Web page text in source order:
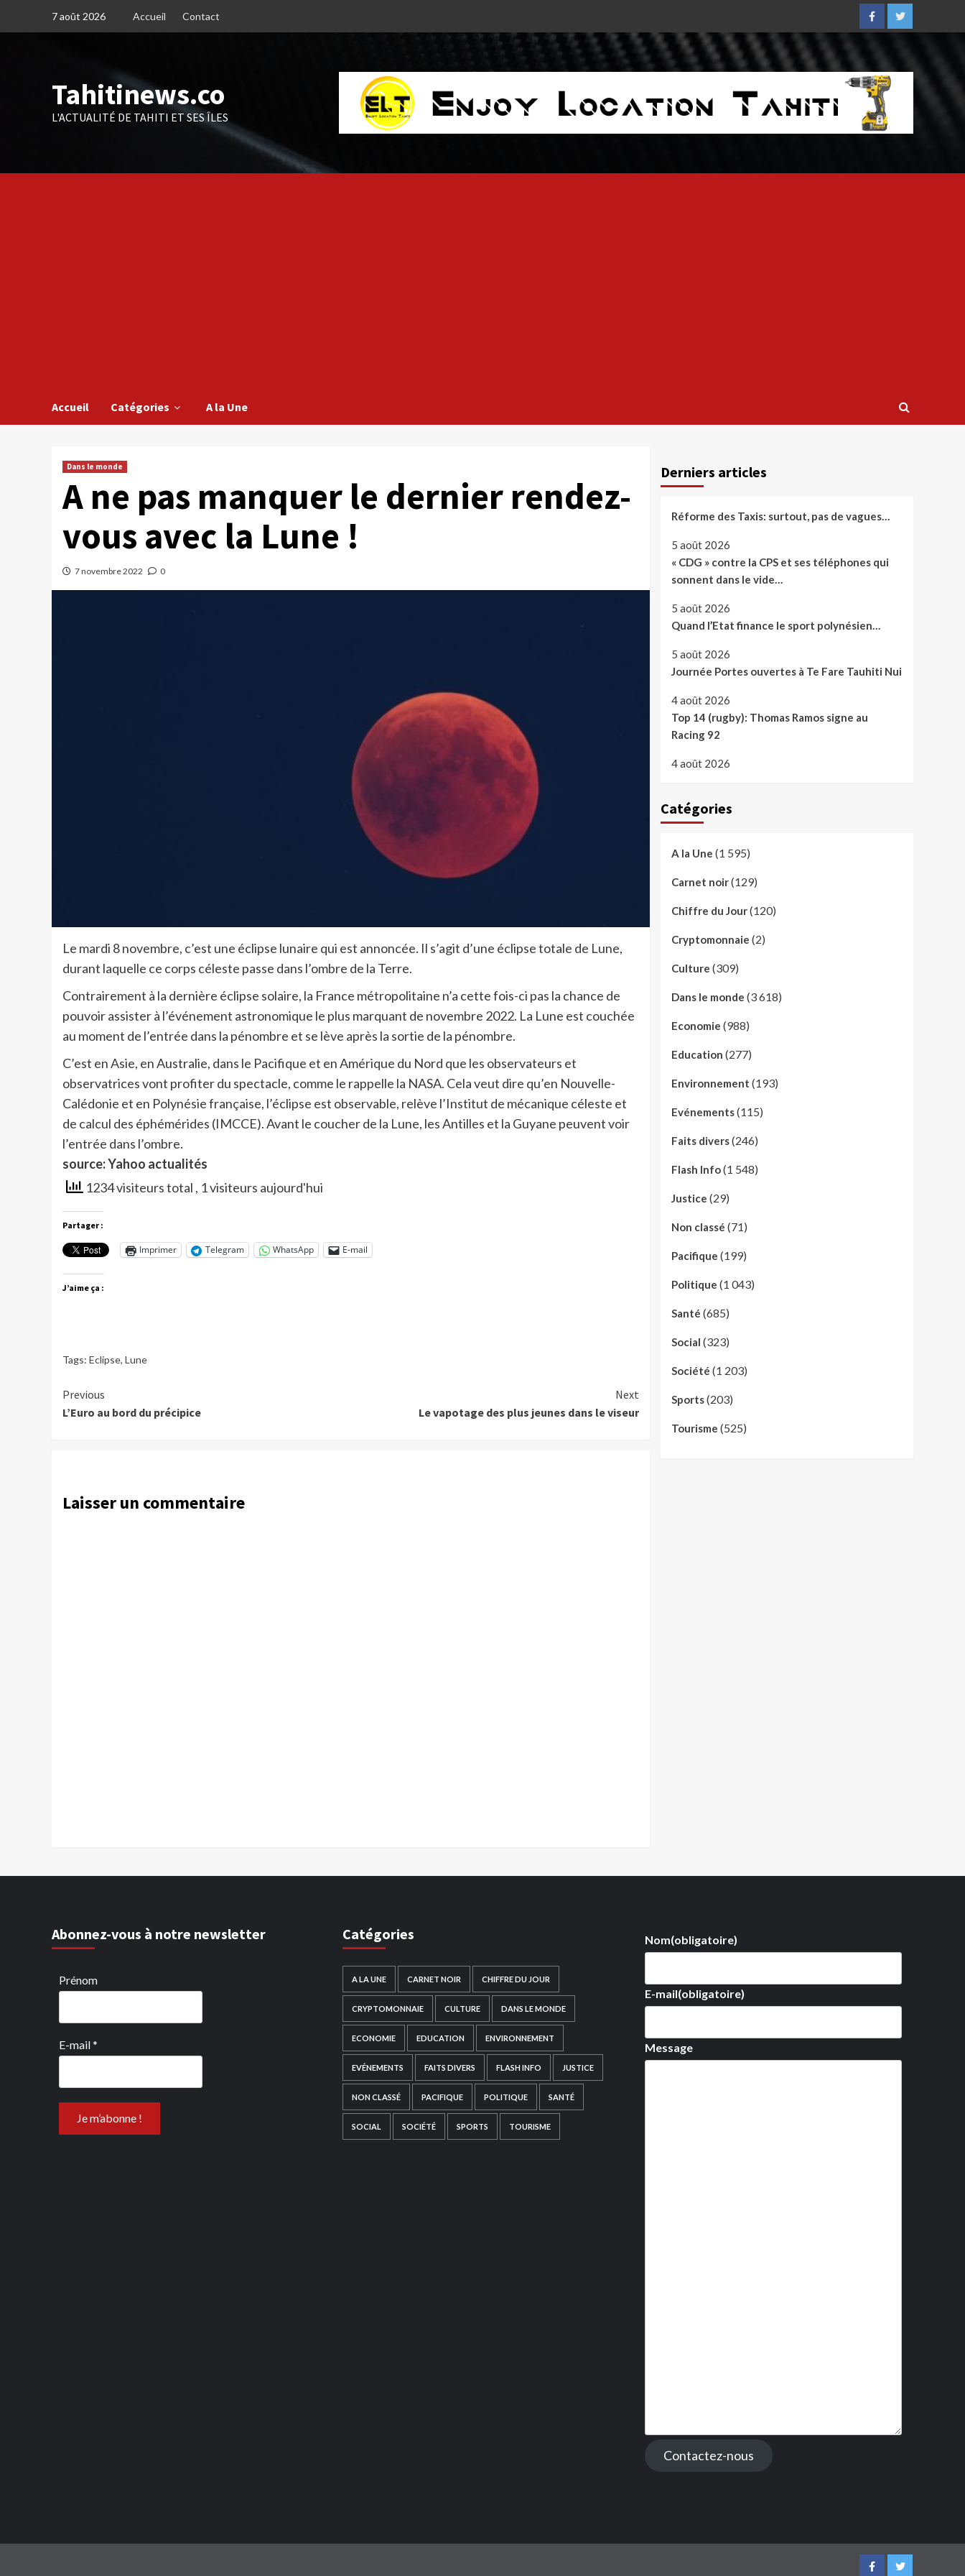
7 août 2026 Accueil Contact
FacebookTwitter
Tahitinews.co
L'ACTUALITÉ DE TAHITI ET SES ÎLES
Accueil Catégories A la Une
Dans le monde
A ne pas manquer le dernier rendez-
vous avec la Lune !
7 novembre 2022 0
Le mardi 8 novembre, c’est une éclipse lunaire qui est annoncée. Il s’agit d’une éclipse totale de Lune,
durant laquelle ce corps céleste passe dans l’ombre de la Terre.
Contrairement à la dernière éclipse solaire, la France métropolitaine n’a cette fois-ci pas la chance de
pouvoir assister à l’événement astronomique le plus marquant de novembre 2022. La Lune est couchée
au moment de l’entrée dans la pénombre et se lève après la sortie de la pénombre.
C’est en Asie, en Australie, dans le Pacifique et en Amérique du Nord que les observateurs et
observatrices vont profiter du spectacle, comme le rappelle la NASA. Cela veut dire qu’en Nouvelle-
Calédonie et en Polynésie française, l’éclipse est observable, relève l’Institut de mécanique céleste et
de calcul des éphémérides (IMCCE). Avant le coucher de la Lune, les Antilles et la Guyane peuvent voir
l’entrée dans l’ombre.
source: Yahoo actualités
1234 visiteurs total , 1 visiteurs aujourd'hui
Partager :
Imprimer Telegram WhatsApp E-mail
J’aime ça :
Tags: Eclipse, Lune
Continue
Reading
Previous
L’Euro au bord du précipice
Next
Le vapotage des plus jeunes dans le viseur
Laisser un commentaire
Derniers articles
Réforme des Taxis: surtout, pas de vagues…
5 août 2026
« CDG » contre la CPS et ses téléphones qui
sonnent dans le vide…
5 août 2026
Quand l’Etat finance le sport polynésien…
5 août 2026
Journée Portes ouvertes à Te Fare Tauhiti Nui
4 août 2026
Top 14 (rugby): Thomas Ramos signe au
Racing 92
4 août 2026
Catégories
A la Une (1 595)
Carnet noir(129)
Chiffre du Jour(120)
Cryptomonnaie (2)
Culture (309)
Dans le monde (3 618)
Economie (988)
Education (277)
Environnement (193)
Evénements(115)
Faits divers(246)
Flash Info(1 548)
Justice (29)
Non classé (71)
Pacifique (199)
Politique (1 043)
Santé (685)
Social (323)
Société (1 203)
Sports(203)
Tourisme (525)
Abonnez-vous à notre newsletter
Prénom
E-mail*
Catégories
A LA UNE CARNET NOIR CHIFFRE DU JOUR
CRYPTOMONNAIE CULTURE DANS LE MONDE
ECONOMIE EDUCATION ENVIRONNEMENT
EVÉNEMENTS FAITS DIVERS FLASH INFO JUSTICE
NON CLASSÉ PACIFIQUE POLITIQUE SANTÉ
SOCIAL SOCIÉTÉ SPORTS TOURISME
Nom(obligatoire)
E-mail(obligatoire)
Message
Contactez-nous
FacebookTwitter